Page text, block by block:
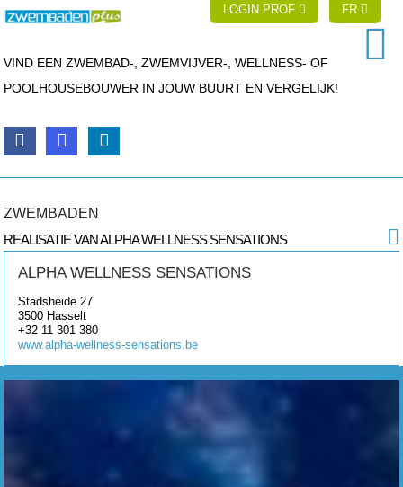
LOGIN PROF FR
VIND EEN ZWEMBAD-, ZWEMVIJVER-, WELLNESS- OF
POOLHOUSEBOUWER IN JOUW BUURT EN VERGELIJK!
ZWEMBADEN
REALISATIE VAN ALPHA WELLNESS SENSATIONS
ALPHA WELLNESS SENSATIONS
Stadsheide 27
3500 Hasselt
+32 11 301 380
www.alpha-wellness-sensations.be